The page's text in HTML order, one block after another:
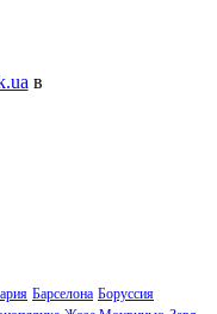
в
Барселона Боруссия